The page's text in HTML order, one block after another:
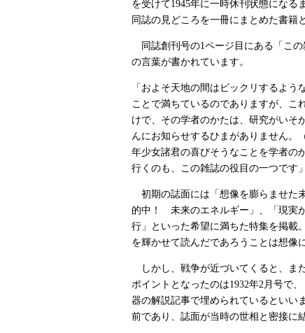
を受けて1945年に一時休刊状態になる
同誌の見どころを一冊にまとめた書籍
同誌創刊号の1ページ目にある「こ
の言葉が書かれています。
「およそ天地の間はビックリするよう
ことで満ちているのでありますが、こ
けで、その学者のかたは、研究がいそ
んにお知らせするひまがありません。
年少女諸君の喜びそうなことを学者の
行くのも、この雑誌の役目の一つです
初期の誌面には「想像を膨らませた
的中！ 未来のエネルギー」、「現実
行」といった希望に満ちた特集を掲載
を輝かせて読んだであろうことは想像
しかし、戦争が近づいてくると、ま
ポイントとなったのは1932年2月号で
器の解説記事で埋められているといい
前であり、誌面が当時の世相と密接に